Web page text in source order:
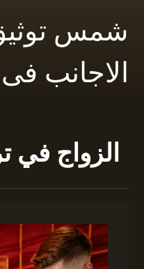
شمس
الاجانب
الزواج في